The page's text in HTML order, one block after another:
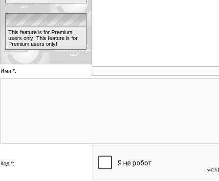
This feature is for Premium
users only! This feature is for
Premium users only!
Имя *:
Код *: